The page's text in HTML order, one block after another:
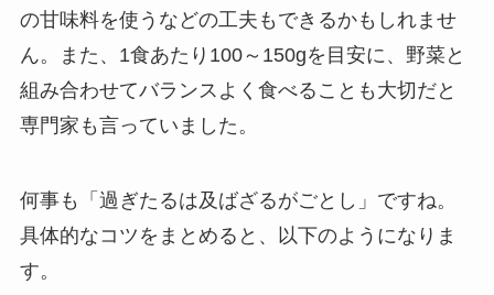
の甘味料を使うなどの工夫もできるかもしれませ
ん。また、1食あたり100～150gを目安に、野菜と
組み合わせてバランスよく食べることも大切だと
専門家も言っていました。
何事も「過ぎたるは及ばざるがごとし」ですね。
具体的なコツをまとめると、以下のようになりま
す。